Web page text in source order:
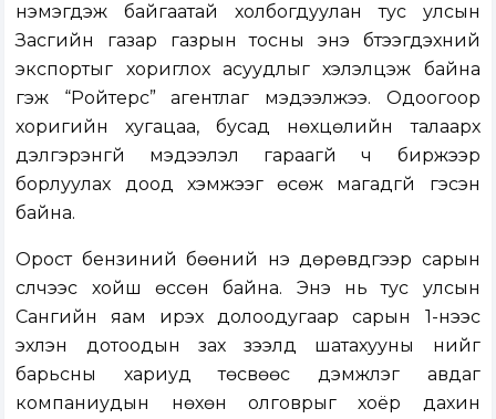
нэмэгдэж байгаатай холбогдуулан тус улсын
Засгийн газар газрын тосны энэ бүтээгдэхүүний
экспортыг хориглох асуудлыг хэлэлцэж байна
гэж “Ройтерс” агентлаг мэдээлжээ. Одоогоор
хоригийн хугацаа, бусад нөхцөлийн талаарх
дэлгэрэнгүй мэдээлэл гараагүй ч биржээр
борлуулах доод хэмжээг өсөж магадгүй гэсэн
байна.
Орост бензиний бөөний үнэ дөрөвдүгээр сарын
сүүлчээс хойш өссөн байна. Энэ нь тус улсын
Сангийн яам ирэх долоодугаар сарын 1-нээс
эхлэн дотоодын зах зээлд шатахууны үнийг
барьсны хариуд төсвөөс дэмжлэг авдаг
компаниудын нөхөн олговрыг хоёр дахин